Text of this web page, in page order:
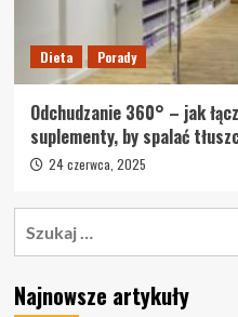
Dieta Porady
Odchudzanie 360° – jak
suplementy, by spalać
24 czerwca, 2025
Najnowsze artykuły